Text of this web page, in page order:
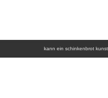
kann ein schinkenbrot